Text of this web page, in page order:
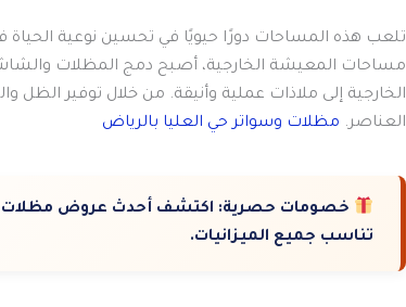
تلعب هذه المساحات دورًا حيويًا في تحسين نوعية
مساحات المعيشة الخارجية، أصبح دمج المظلات
الخارجية إلى ملاذات عملية وأنيقة. من خلال توفير الظل
العناصر. مظلات وسواتر حي العليا بالرياض
خصومات حصرية: اكتشف أحدث عروض مظلات
تناسب جميع الميزانيات.